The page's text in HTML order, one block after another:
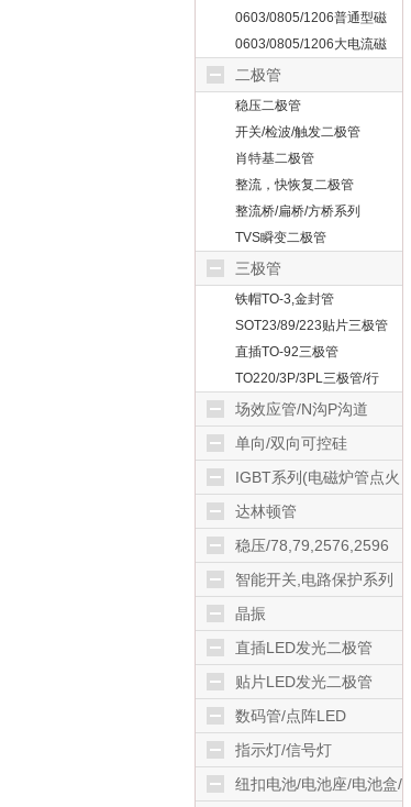
0603/0805/1206普通型磁
珠
0603/0805/1206大电流磁
珠
二极管
稳压二极管
开关/检波/触发二极管
肖特基二极管
整流，快恢复二极管
整流桥/扁桥/方桥系列
TVS瞬变二极管
三极管
铁帽TO-3,金封管
SOT23/89/223贴片三极管
直插TO-92三极管
TO220/3P/3PL三极管/行
管
场效应管/N沟P沟道
单向/双向可控硅
IGBT系列(电磁炉管点火
器等)
达林顿管
稳压/78,79,2576,2596
等
智能开关,电路保护系列
晶振
直插LED发光二极管
贴片LED发光二极管
数码管/点阵LED
指示灯/信号灯
8MM/10MM等
纽扣电池/电池座/电池盒/